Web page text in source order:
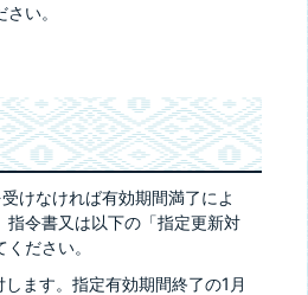
い。
けなければ有効期間満了によ
指令書又は以下の「指定更新対
ださい。
ます。指定有効期間終了の1月